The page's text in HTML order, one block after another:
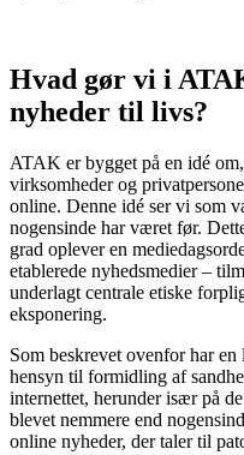
Hvad gør vi i
nyheder til livs?
ATAK er bygget på en idé
virksomheder og
online. Denne idé ser vi som
nogensinde har været før.
grad oplever en
etablerede nyhedsmedier –
underlagt centrale etiske
eksponering.
Som beskrevet ovenfor har
hensyn til formidling af
internettet, herunder især på
blevet nemmere end
online nyheder, der taler til